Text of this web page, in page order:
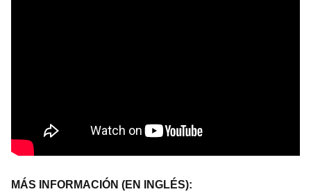
MÁS INFORMACIÓN (EN INGLÉS):